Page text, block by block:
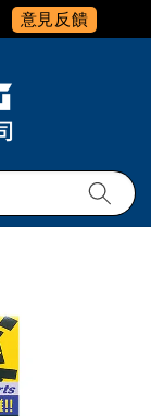
意見反饋